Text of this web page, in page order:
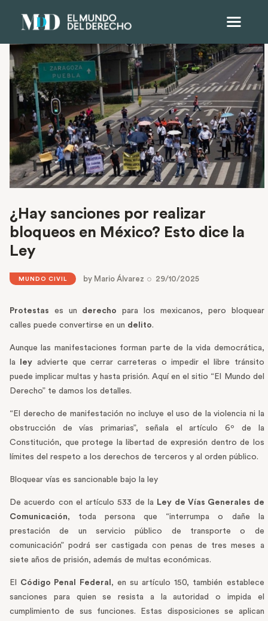
¿Hay sanciones por realizar
bloqueos en México? Esto dice la
Ley
MUNDO CIVIL by Mario Álvarez 29/10/2025
Protestas es un derecho
para los mexicanos, pero bloquear
calles puede convertirse en un delito.
Aunque las manifestaciones forman parte de la vida democrática,
la
ley advierte que cerrar carreteras o impedir el libre tránsito
puede implicar multas y hasta prisión. Aquí en el sitio “El Mundo del
Derecho” te damos los detalles.
“El derecho de manifestación no incluye el uso de la violencia ni la
obstrucción de vías primarias”, señala el artículo 6º de la
Constitución, que protege la libertad de expresión dentro de los
límites del respeto a los derechos de terceros y al orden público.
Bloquear vías es sancionable bajo la ley
De acuerdo con el artículo 533 de la
Ley de Vías Generales de
Comunicación, toda persona que “interrumpa o dañe la
prestación de un servicio público de transporte o de
comunicación” podrá ser castigada con penas de tres meses a
siete años de prisión, además de multas económicas.
El Código Penal Federal , en su artículo 150, también establece
sanciones para quien se resista a la autoridad o impida el
cumplimiento de sus funciones. Estas disposiciones se aplican